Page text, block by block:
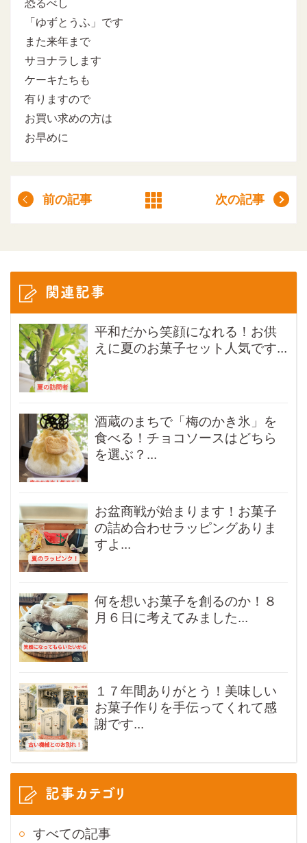
恐るべし
「ゆずとうふ」です
また来年まで
サヨナラします
ケーキたちも
有りますので
お買い求めの方は
お早めに
前の記事 次の記事
関連記事
平和だから笑顔になれる！お供
えに夏のお菓子セット人気です...
酒蔵のまちで「梅のかき氷」を
食べる！チョコソースはどちら
を選ぶ？...
お盆商戦が始まります！お菓子
の詰め合わせラッピングありま
すよ...
何を想いお菓子を創るのか！８
月６日に考えてみました...
１７年間ありがとう！美味しい
お菓子作りを手伝ってくれて感
謝です...
記事カテゴリ
すべての記事